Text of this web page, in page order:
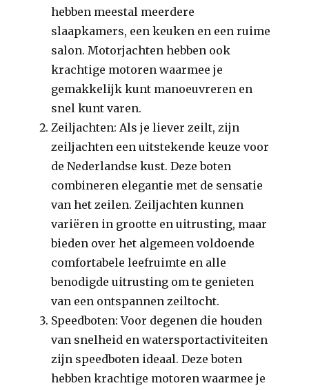
hebben meestal meerdere
slaapkamers, een keuken en een ruime
salon. Motorjachten hebben ook
krachtige motoren waarmee je
gemakkelijk kunt manoeuvreren en
snel kunt varen.
Zeiljachten: Als je liever zeilt, zijn
zeiljachten een uitstekende keuze voor
de Nederlandse kust. Deze boten
combineren elegantie met de sensatie
van het zeilen. Zeiljachten kunnen
variëren in grootte en uitrusting, maar
bieden over het algemeen voldoende
comfortabele leefruimte en alle
benodigde uitrusting om te genieten
van een ontspannen zeiltocht.
Speedboten: Voor degenen die houden
van snelheid en watersportactiviteiten
zijn speedboten ideaal. Deze boten
hebben krachtige motoren waarmee je